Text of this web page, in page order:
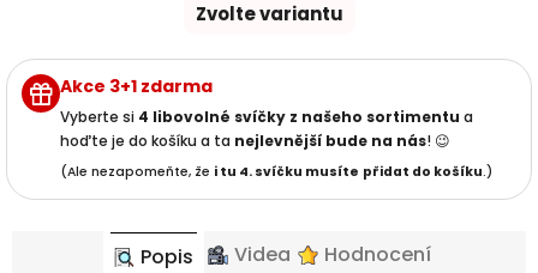
Zvolte variantu
Akce 3+1 zdarma
Vyberte si 4 libovolné svíčky z našeho sortimentu a
hoďte je do košíku a ta nejlevnější bude na nás! 😉
(Ale nezapomeňte, že i tu 4. svíčku musíte přidat do košíku.)
Popis Videa Hodnocení